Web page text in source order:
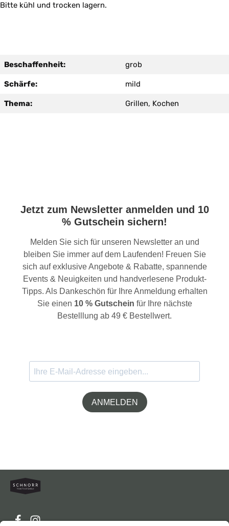
Bitte kühl und trocken lagern.
Beschaffenheit: grob
Schärfe: mild
Thema: Grillen, Kochen
Jetzt zum Newsletter anmelden und 10
% Gutschein sichern!
Melden Sie sich für unseren Newsletter an und
bleiben Sie immer auf dem Laufenden! Freuen Sie
sich auf exklusive Angebote & Rabatte, spannende
Events & Neuigkeiten und handverlesene Produkt-
Tipps. Als Dankeschön für Ihre Anmeldung erhalten
Sie einen 10 % Gutschein für Ihre nächste
Bestelllung ab 49 € Bestellwert.
ANMELDEN